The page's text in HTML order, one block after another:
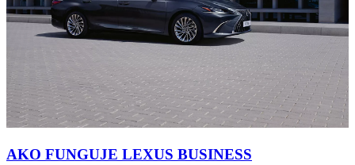
AKO FUNGUJE LEXUS BUSINESS